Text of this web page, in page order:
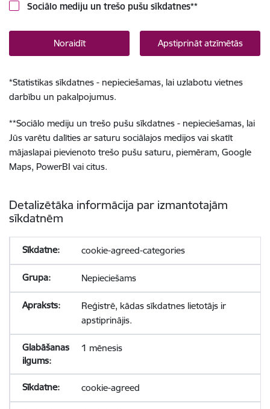
Sociālo mediju un trešo pušu sīkdatnes**
Noraidīt Apstiprināt atzīmētās
*Statistikas sīkdatnes - nepieciešamas, lai uzlabotu vietnes
darbību un pakalpojumus.
**Sociālo mediju un trešo pušu sīkdatnes - nepieciešamas, lai
Jūs varētu dalīties ar saturu sociālajos medijos vai skatīt
mājaslapai pievienoto trešo pušu saturu, piemēram, Google
Maps, PowerBI vai citus.
Detalizētāka informācija par izmantotajām
sīkdatnēm
cookie-agreed-categories
Nepieciešams
Reģistrē, kādas sīkdatnes lietotājs ir
apstiprinājis.
1 mēnesis
cookie-agreed